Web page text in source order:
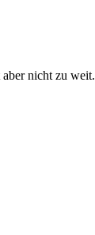
nicht zu weit.